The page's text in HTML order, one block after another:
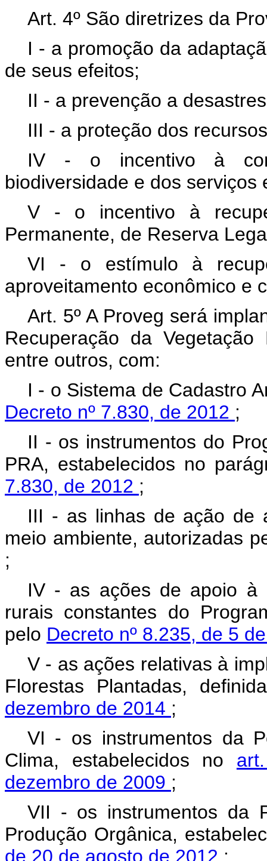
Art. 4º São diretrizes da
I - a promoção da
de seus efeitos;
II - a prevenção a
III - a proteção dos
IV - o incentivo à
biodiversidade e dos serviços
V - o incentivo à
Permanente, de Reserva
VI - o estímulo à
aproveitamento econômico e
Art. 5º A Proveg será
Recuperação da
entre outros, com:
I - o Sistema de Cadastro
Decreto nº 7.830, de 2012 ;
II - os instrumentos do
PRA, estabelecidos no
7.830, de 2012 ;
III - as linhas de ação de
meio ambiente, autorizadas
;
IV - as ações de apoio à
rurais constantes do
pelo Decreto nº 8.235, de 5
V - as ações relativas à
Florestas Plantadas,
dezembro de 2014 ;
VI - os instrumentos da
Clima, estabelecidos no
dezembro de 2009 ;
VII - os instrumentos da
Produção Orgânica,
de 20 de agosto de 2012 ;